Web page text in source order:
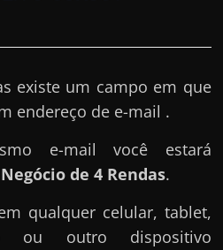
existe um campo em que
endereço de e-mail .
e-mail você estará
Negócio de 4 Rendas.
qualquer celular, tablet,
ou outro dispositivo